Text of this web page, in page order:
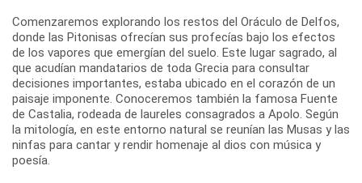
Comenzaremos explorando los restos del Oráculo de Delfos,
donde las Pitonisas ofrecían sus profecías bajo los efectos
de los vapores que emergían del suelo. Este lugar sagrado, al
que acudían mandatarios de toda Grecia para consultar
decisiones importantes, estaba ubicado en el corazón de un
paisaje imponente. Conoceremos también la famosa Fuente
de Castalia, rodeada de laureles consagrados a Apolo. Según
la mitología, en este entorno natural se reunían las Musas y las
ninfas para cantar y rendir homenaje al dios con música y
poesía.